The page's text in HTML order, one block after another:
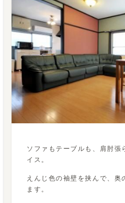
ソファもテーブルも、肩肘張
イス。
えんじ色の袖壁を挟んで、奥
ます。